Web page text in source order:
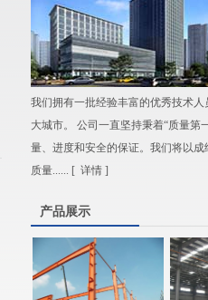
我们拥有一批经验丰富的优秀技术
大城市。 公司一直坚持秉着“质量第
量、进度和安全的保证。我们将以
质量...... [ 详情 ]
产品展示